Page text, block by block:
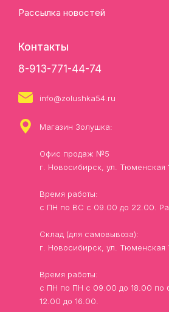
Рассылка новостей
Контакты
8-913-771-44-74
info@zolushka54.ru
Магазин Золушка:
Офис продаж №5
г. Новосибирск, ул. Тюменская
Время работы:
с ПН по ВС с 09.00 до 22.00.
Склад (для самовывоза):
г. Новосибирск, ул. Тюменская
Время работы:
с ПН по ПН с 09.00 до 18.00 по
12.00 до 16.00.